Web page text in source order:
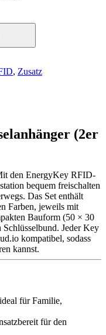
, Zusatz
(2er
den EnergyKey RFID-
bequem freischalten
Das Set enthält
Farben, jeweils mit
Bauform (50 × 30
Jeder Key
kompatibel, sodass
kannst.
für Familie,
für den